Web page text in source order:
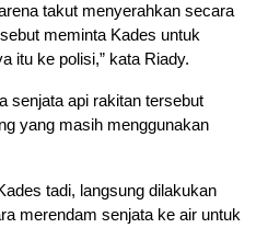
takut menyerahkan secara
meminta Kades untuk
itu ke polisi,” kata Riady.
senjata api rakitan tersebut
yang masih menggunakan
tadi, langsung dilakukan
merendam senjata ke air untuk